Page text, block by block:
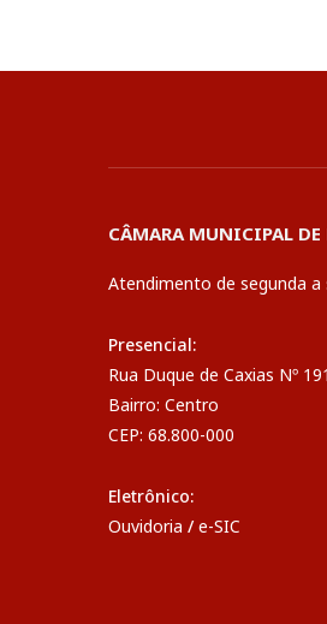
CÂMARA MUNICIPAL DE
Atendimento de segunda a
Presencial:
Rua Duque de Caxias Nº
Bairro: Centro
CEP: 68.800-000
Eletrônico:
Ouvidoria / e-SIC